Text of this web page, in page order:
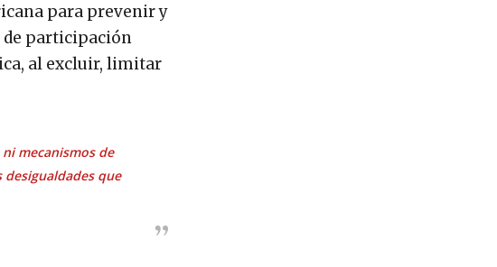
para prevenir y
de participación
al excluir, limitar
mecanismos de
que